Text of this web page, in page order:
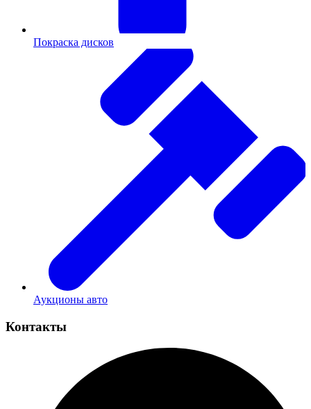
Покраска дисков
Аукционы авто
Контакты